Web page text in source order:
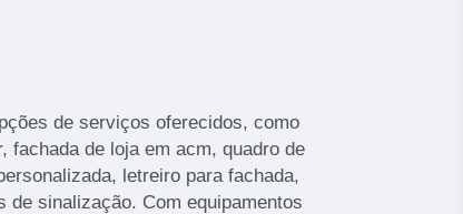
de serviços oferecidos, como
fachada de loja em acm, quadro de
letreiro para fachada,
de sinalização. Com equipamentos